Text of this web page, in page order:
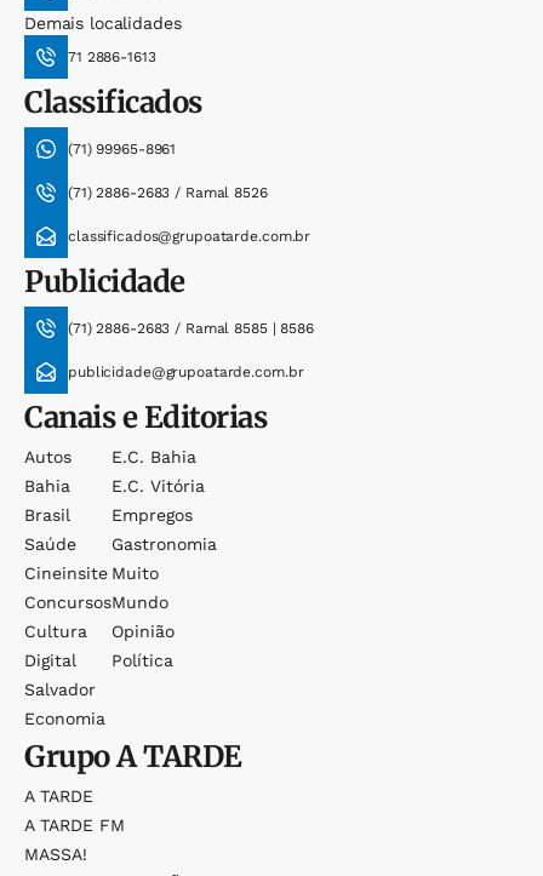
Demais localidades
71 2886-1613
Classificados
(71) 99965-8961
(71) 2886-2683 / Ramal 8526
classificados@grupoatarde.com.br
Publicidade
(71) 2886-2683 / Ramal 8585 | 8586
publicidade@grupoatarde.com.br
Canais e Editorias
Autos
Bahia
Brasil
Saúde
Cineinsite
Concursos
Cultura
Digital
Salvador
Economia
E.c. Bahia
E.c. Vitória
Empregos
Gastronomia
Muito
Mundo
Opinião
Política
GrupoA TARDE
A TARDE
A TARDE FM
MASSA!